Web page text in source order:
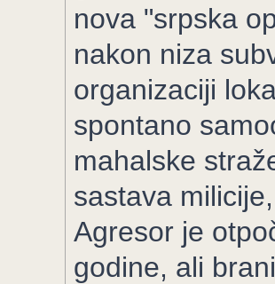
nova "srpska
nakon niza
organizaciji
spontano
mahalske
sastava
Agresor je
godine, ali